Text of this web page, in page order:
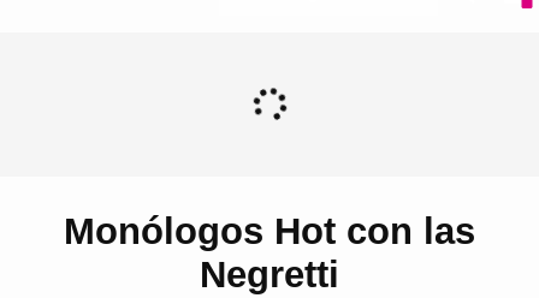
Monólogos Hot con las
Negretti